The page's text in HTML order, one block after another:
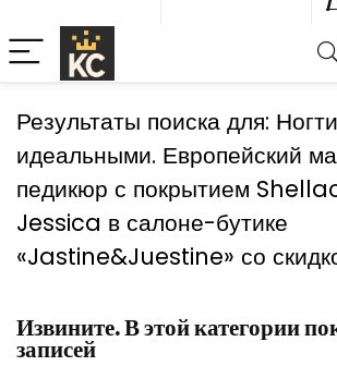
Результаты поиска для:
идеальными. Европейский
педикюр с покрытием
Jessica в салоне-бутике
«Jastine&Juestine» со
Извините. В этой категории
записей